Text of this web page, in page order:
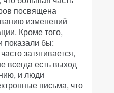
посвящена
изменений
Кроме того,
показали бы:
затягивается,
всегда есть выход
и люди
письма, что